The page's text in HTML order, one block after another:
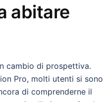
abitare
cambio di prospettiva.
Pro, molti utenti si sono
di comprenderne il